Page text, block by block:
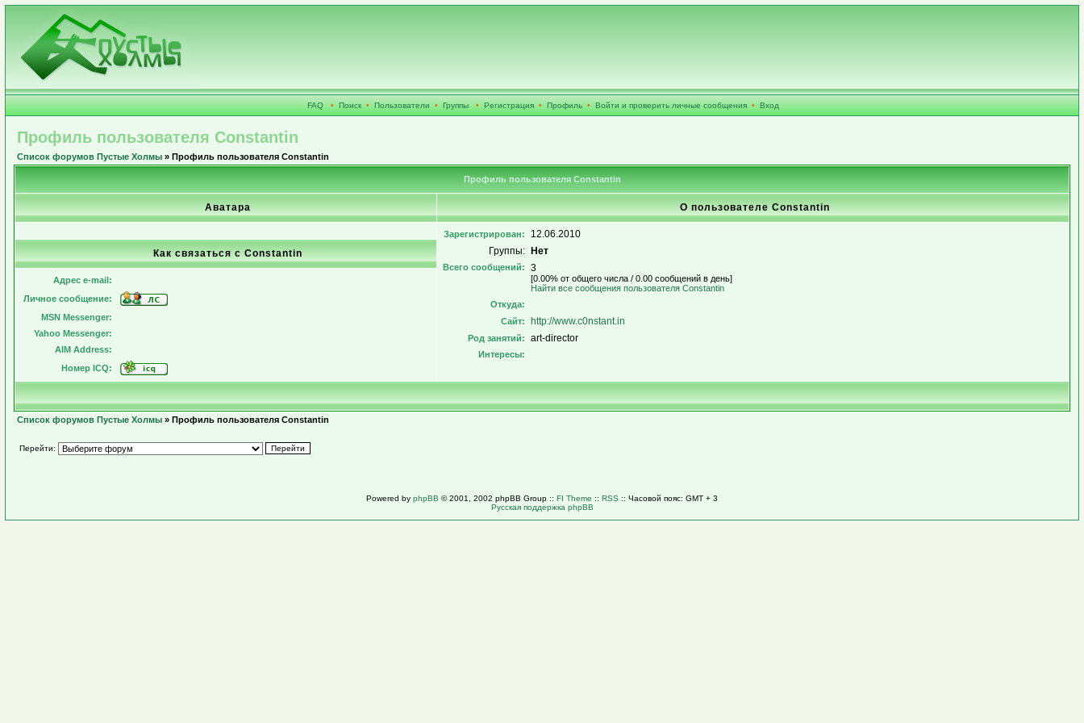
FAQ • Поиск • Пользователи • Группы • Регистрация • Профиль • Войти и проверить личные сообщения • Вход
Профиль пользователя Constantin
Список форумов Пустые Холмы » Профиль пользователя Constantin
Профиль пользователя Constantin
Аватара О пользователе Constantin
Зарегистрирован:
12.06.2010
Группы:
Нет
Всего сообщений: 3
[0.00% от общего числа / 0.00 сообщений в день]
Найти все сообщения пользователя Constantin
Откуда:
Сайт:
http://www.c0nstant.in
Род занятий: art-director
Интересы:
Как связаться с Constantin
Адрес e-mail:
Личное сообщение:
MSN Messenger:
Yahoo Messenger:
AIM Address:
Номер ICQ:
Список форумов Пустые Холмы » Профиль пользователя Constantin
Перейти:
Powered by phpBB © 2001, 2002 phpBB Group :: FI Theme :: RSS :: Часовой пояс: GMT + 3
Русская поддержка phpBB